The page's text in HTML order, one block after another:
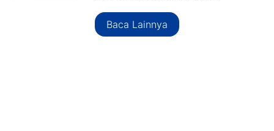
Baca Lainnya